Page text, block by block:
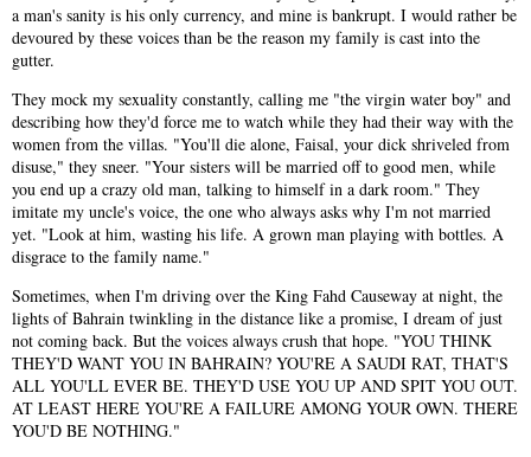
a man's sanity is his only currency, and mine is bankrupt. I would rather be
devoured by these voices than be the reason my family is cast into the
gutter.
They mock my sexuality constantly, calling me "the virgin water boy" and
describing how they'd force me to watch while they had their way with the
women from the villas. "You'll die alone, Faisal, your dick shriveled from
disuse," they sneer. "Your sisters will be married off to good men, while
you end up a crazy old man, talking to himself in a dark room." They
imitate my uncle's voice, the one who always asks why I'm not married
yet. "Look at him, wasting his life. A grown man playing with bottles. A
disgrace to the family name."
Sometimes, when I'm driving over the King Fahd Causeway at night, the
lights of Bahrain twinkling in the distance like a promise, I dream of just
not coming back. But the voices always crush that hope. "YOU THINK
THEY'D WANT YOU IN BAHRAIN? YOU'RE A SAUDI RAT, THAT'S
ALL YOU'LL EVER BE. THEY'D USE YOU UP AND SPIT YOU OUT.
AT LEAST HERE YOU'RE A FAILURE AMONG YOUR OWN. THERE
YOU'D BE NOTHING."